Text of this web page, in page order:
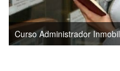
Curso Administrador